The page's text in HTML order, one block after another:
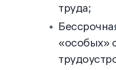
труда;
«особых»